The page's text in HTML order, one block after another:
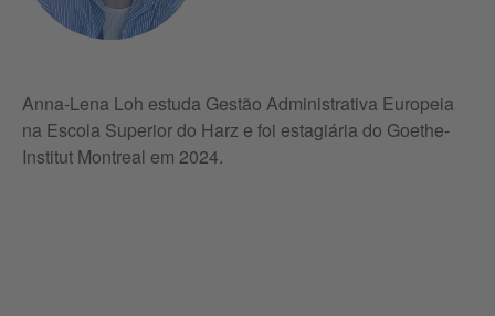
Anna-Lena Loh estuda Gestão Administrativa Europeia
na Escola Superior do Harz e foi estagiária do Goethe-
Institut Montreal em 2024.